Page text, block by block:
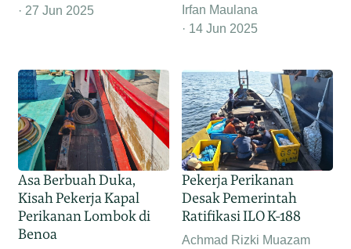
27 Jun 2025
Irfan Maulana
14 Jun 2025
Asa Berbuah Duka,
Kisah Pekerja Kapal
Perikanan Lombok di
Benoa
Pekerja Perikanan
Desak Pemerintah
Ratifikasi ILO K-188
Achmad Rizki Muazam